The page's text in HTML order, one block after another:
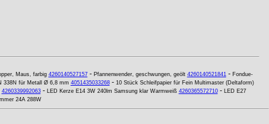
Maus, farbig 4260140527157- Pfannenwender, geschwungen, geölt 4260140521841- Fondue-
338N für Metall Ø 6,8 mm 4051435033268- 10 Stück Schleifpapier für Fein Multimaster (Deltaform)
4260339992063- LED Kerze E14 3W 240lm Samsung klar Warmweiß 4260365572710- LED E27
24A 288W